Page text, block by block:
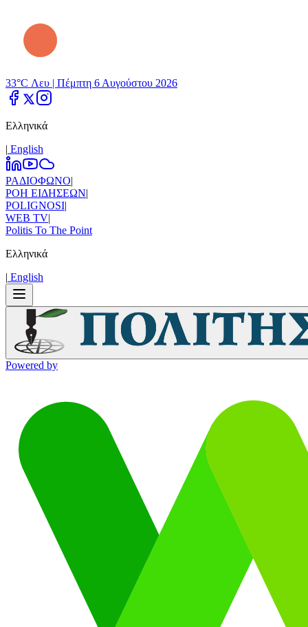
33°C Λευ | Πέμπτη 6 Αυγούστου 2026
Ελληνικά
| Εnglish
ΡΑΔΙΟΦΩΝΟ|
ΡΟΗ ΕΙΔΗΣΕΩΝ|
POLIGNOSI|
WEB TV|
Politis To The Point
Ελληνικά
| Εnglish
Powered by